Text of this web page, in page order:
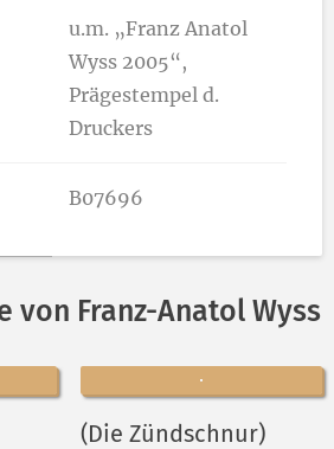
u.m. „Franz Anatol
Wyss 2005“,
Prägestempel d.
Druckers
B07696
von Franz-Anatol Wyss
(Die Zündschnur)